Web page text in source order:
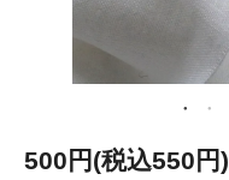
500円(税込550円)